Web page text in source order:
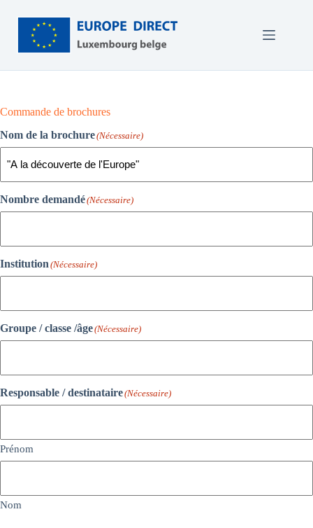
contenu
Commande de brochures
Nom de la brochure(Nécessaire)
Nombre demandé(Nécessaire)
Institution (Nécessaire)
Groupe / classe /âge(Nécessaire)
Responsable / destinataire(Nécessaire)
Prénom
Nom